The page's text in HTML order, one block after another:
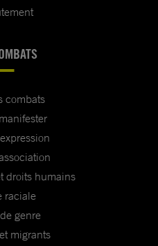
combats
droits humains
raciale
genre
migrants